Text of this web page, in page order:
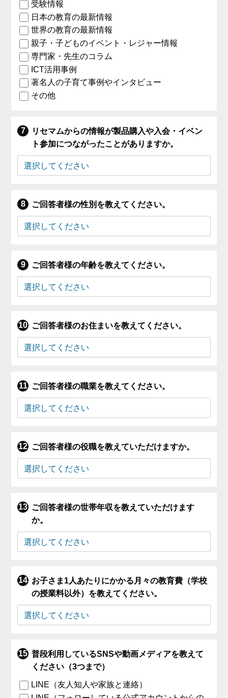
受験情報
日本の教育の最新情報
世界の教育の最新情報
親子・子どものイベント・レジャー情報
専門家・先生のコラム
ICT活用事例
著名人の子育て事例やインタビュー
その他
リセマムからの情報が製品購入や入会・イベン
ト参加につながったことがありますか。
ご回答者様の性別を教えてください。
ご回答者様の年齢を教えてください。
ご回答者様のお住まいを教えてください。
ご回答者様の職業を教えてください。
ご回答者様の役職を教えていただけますか。
ご回答者様の世帯年収を教えていただけます
か。
お子さま1人あたりにかかる月々の教育費（学校
の授業料以外）を教えてください。
普段利用しているSNSや動画メディアを教えて
ください（3つまで）
LINE（友人知人や家族と連絡）